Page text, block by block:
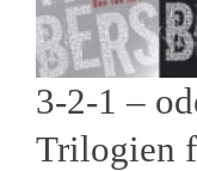
3-2-1 –
Trilogien